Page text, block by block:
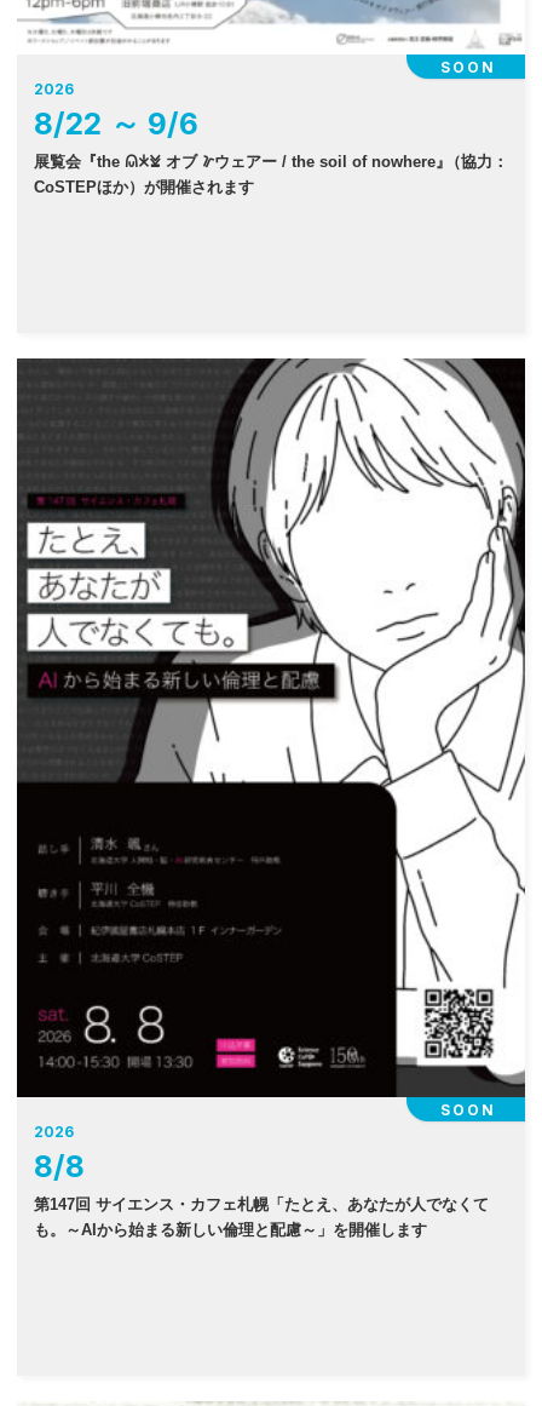
SOON
2026
8/22 ～ 9/6
展覧会『the 𐠫𐠂𐠓 オブ 𐠜ウェアー / the soil of nowhere』
（協力：
CoSTEPほか）が開催されます
SOON
2026
8/8
第147回 サイエンス・カフェ札幌「たとえ、あなたが人でなくて
も。～AIから始まる新しい倫理と配慮～」を開催します